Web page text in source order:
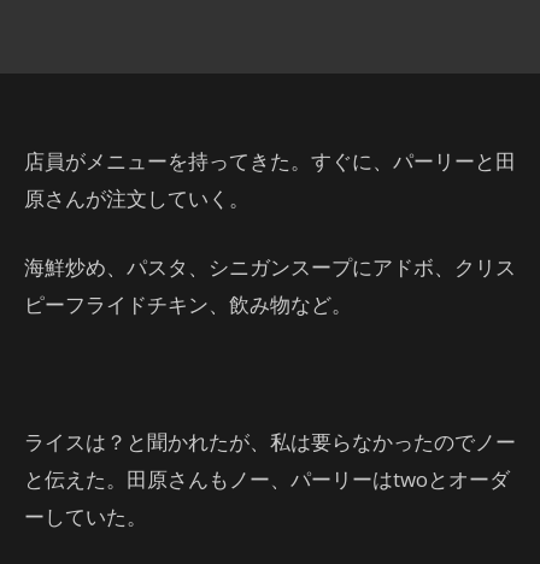
店員がメニューを持ってきた。すぐに、パーリーと田
原さんが注文していく。
海鮮炒め、パスタ、シニガンスープにアドボ、クリス
ピーフライドチキン、飲み物など。
ライスは？と聞かれたが、私は要らなかったのでノー
と伝えた。田原さんもノー、パーリーはtwoとオーダ
ーしていた。